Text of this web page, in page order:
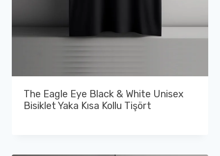
The Eagle Eye Black & White Unisex
Bisiklet Yaka Kısa Kollu Tişört